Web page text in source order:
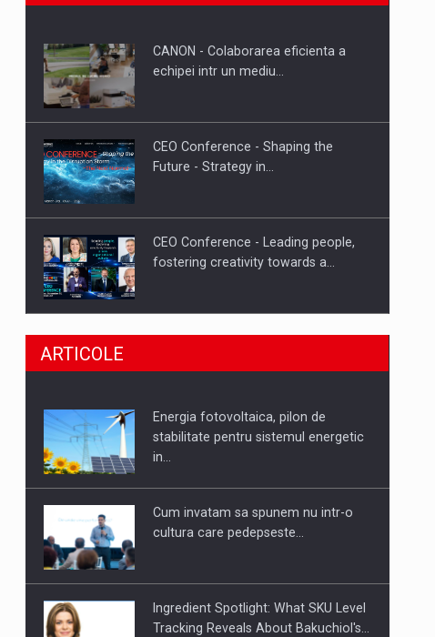
Hard Enduro Piatra Craiului 2026,
CANON - Colaborarea eficienta a
echipei intr un mediu…
CEO Conference - Shaping the
Future - Strategy in…
CEO Conference - Leading people,
fostering creativity towards a…
CEO Conference - Shaping The
Webinar - Business Evolution-
RETHINK STRATEGY-Finantare
ARTICOLE
Energia fotovoltaica, pilon de
stabilitate pentru sistemul energetic
in…
Cum invatam sa spunem nu intr-o
cultura care pedepseste…
Ingredient Spotlight: What SKU Level
Tracking Reveals About Bakuchiol's…